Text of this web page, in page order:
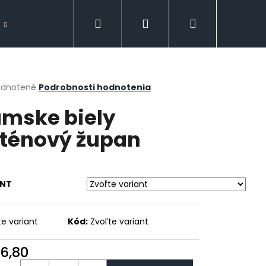
Spodná bielizeň
Hľadať Prihlásenie
Podrobnosti hodnotenia
biely
župan
variant Kód: Zvoľte variant